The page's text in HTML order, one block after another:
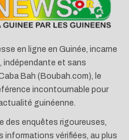
en ligne en Guinée, incarne
indépendante et sans
Bah (Boubah.com), le
incontournable pour
guinéenne.
des enquêtes rigoureuses,
informations vérifiées, au plus